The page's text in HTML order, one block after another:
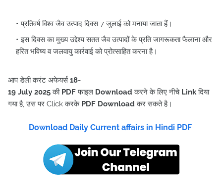
प्रतिवर्ष विश्व जैव उत्पाद दिवस 7 जुलाई को मनाया जाता हैं।
इस दिवस का मुख्य उद्देश्य सतत जैव उत्पादों के प्रति जागरूकता फैलाना और
हरित भविष्य व जलवायु कार्रवाई को प्रोत्साहित करना है।
आप डेली करंट अफेयर्स18-
19 July 2025 की PDFफाइल Download करने के लिए नीचे Linkदिया
गया है, उस पर Click करके PDF Download कर सकते है।
Download Daily Current affairs in Hindi PDF